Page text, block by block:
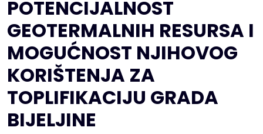
POTENCIJALNOST
GEOTERMALNIH RESURSA I
MOGUĆNOST NJIHOVOG
KORIŠTENJA ZA
TOPLIFIKACIJU GRADA
BIJELJINE